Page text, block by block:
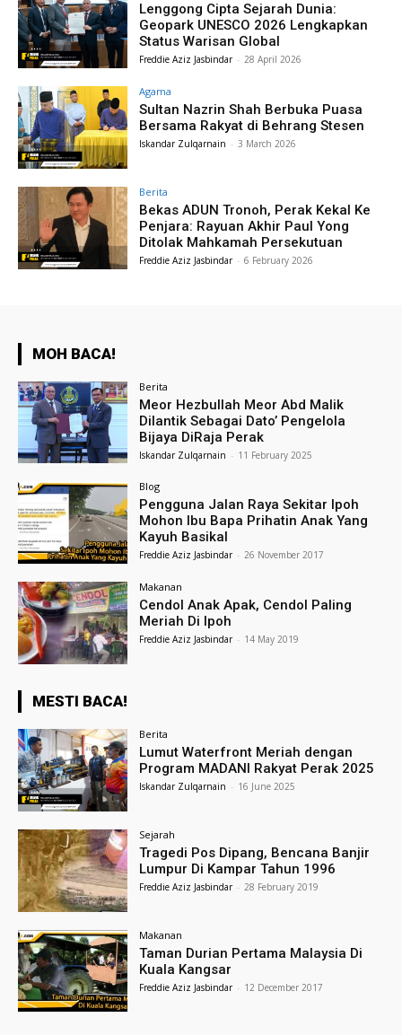
Lenggong Cipta Sejarah Dunia:
Geopark UNESCO 2026 Lengkapkan
Status Warisan Global
Freddie Aziz Jasbindar - 28 April 2026
Agama
Sultan Nazrin Shah Berbuka Puasa
Bersama Rakyat di Behrang Stesen
Iskandar Zulqarnain - 3 March 2026
Berita
Bekas ADUN Tronoh, Perak Kekal Ke
Penjara: Rayuan Akhir Paul Yong
Ditolak Mahkamah Persekutuan
Freddie Aziz Jasbindar - 6 February 2026
MOH BACA!
Berita
Meor Hezbullah Meor Abd Malik
Dilantik Sebagai Dato’ Pengelola
Bijaya DiRaja Perak
Iskandar Zulqarnain - 11 February 2025
Blog
Pengguna Jalan Raya Sekitar Ipoh
Mohon Ibu Bapa Prihatin Anak Yang
Kayuh Basikal
Freddie Aziz Jasbindar - 26 November 2017
Makanan
Cendol Anak Apak, Cendol Paling
Meriah Di Ipoh
Freddie Aziz Jasbindar - 14 May 2019
MESTI BACA!
Berita
Lumut Waterfront Meriah dengan
Program MADANI Rakyat Perak 2025
Iskandar Zulqarnain - 16 June 2025
Sejarah
Tragedi Pos Dipang, Bencana Banjir
Lumpur Di Kampar Tahun 1996
Freddie Aziz Jasbindar - 28 February 2019
Makanan
Taman Durian Pertama Malaysia Di
Kuala Kangsar
Freddie Aziz Jasbindar - 12 December 2017